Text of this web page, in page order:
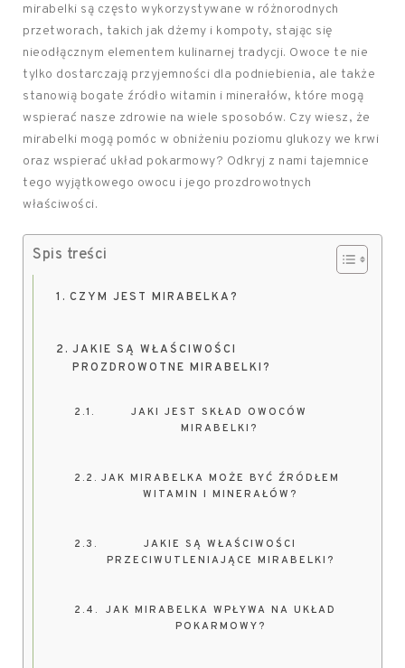
mirabelki są często wykorzystywane w różnorodnych
przetworach, takich jak dżemy i kompoty, stając się
nieodłącznym elementem kulinarnej tradycji. Owoce te nie
tylko dostarczają przyjemności dla podniebienia, ale także
stanowią bogate źródło witamin i minerałów, które mogą
wspierać nasze zdrowie na wiele sposobów. Czy wiesz, że
mirabelki mogą pomóc w obniżeniu poziomu glukozy we krwi
oraz wspierać układ pokarmowy? Odkryj z nami tajemnice
tego wyjątkowego owocu i jego prozdrowotnych
właściwości.
Spis treści
CZYM JEST MIRABELKA?
JAKIE SĄ WŁAŚCIWOŚCI
PROZDROWOTNE MIRABELKI?
JAKI JEST SKŁAD OWOCÓW
MIRABELKI?
JAK MIRABELKA MOŻE BYĆ ŹRÓDŁEM
WITAMIN I MINERAŁÓW?
JAKIE SĄ WŁAŚCIWOŚCI
PRZECIWUTLENIAJĄCE MIRABELKI?
JAK MIRABELKA WPŁYWA NA UKŁAD
POKARMOWY?